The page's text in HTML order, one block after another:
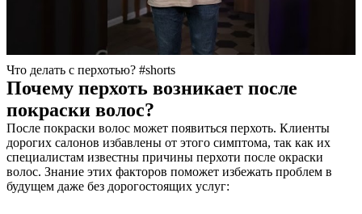
Что делать с перхотью? #shorts
Почему перхоть возникает после
покраски волос?
После покраски волос может появиться перхоть. Клиенты
дорогих салонов избавлены от этого симптома, так как их
специалистам известны причины перхоти после окраски
волос. Знание этих факторов поможет избежать проблем в
будущем даже без дорогостоящих услуг: